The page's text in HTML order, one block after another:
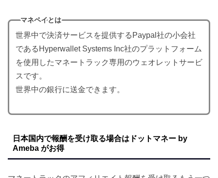
マネペイとは
世界中で決済サービスを提供するPaypal社の小会社
であるHyperwallet Systems Inc社のプラットフォーム
を使用したマネートラック専用のウェオレットサービ
スです。
世界中の銀行に送金できます。
日本国内で報酬を受け取る場合はドットマネー by
Ameba がお得